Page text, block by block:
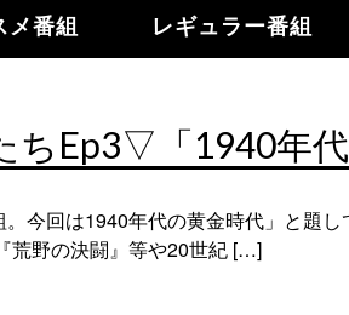
メ番組 レギュラー番組
Ep3▽「1940年代
今回は1940年代の黄金時代」と題
荒野の決闘』等や20世紀 […]